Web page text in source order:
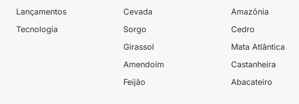
Lançamentos
Tecnologia
Cevada
Sorgo
Girassol
Amendoim
Feijão
Amazônia
Cedro
Mata Atlântica
Castanheira
Abacateiro